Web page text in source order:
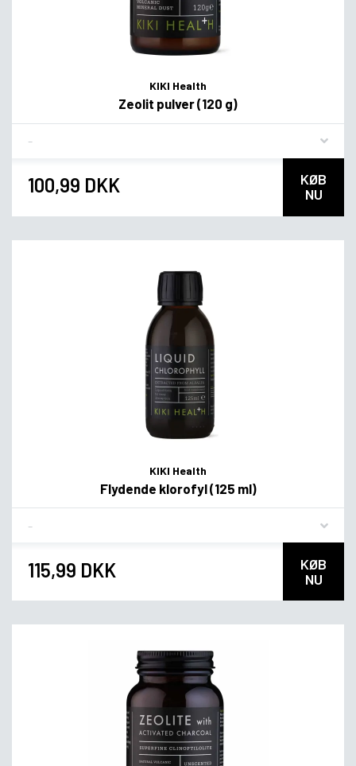
KIKI Health
Zeolit pulver (120 g)
100,99 DKK
KØB
NU
KIKI Health
Flydende klorofyl (125 ml)
115,99 DKK
KØB
NU